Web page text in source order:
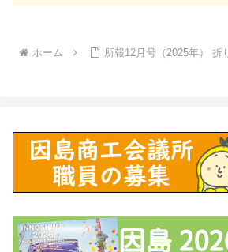
ホーム 所報12月号（2025年） 折